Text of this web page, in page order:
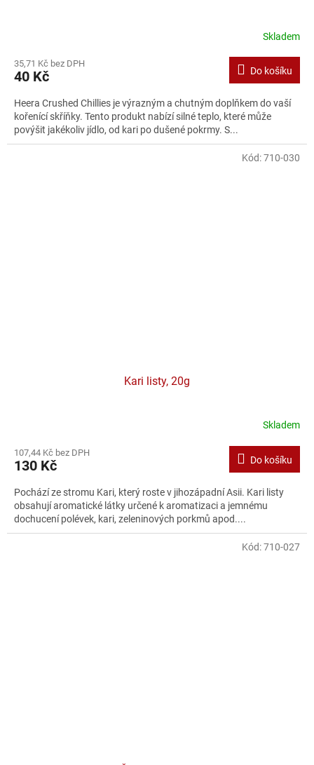
Skladem
35,71 Kč bez DPH
40 Kč Do košíku
Heera Crushed Chillies je výrazným a chutným doplňkem do vaší
kořenící skříňky. Tento produkt nabízí silné teplo, které může
povýšit jakékoliv jídlo, od kari po dušené pokrmy. S...
Kari listy, 20g
Skladem
107,44 Kč bez DPH
130 Kč Do košíku
Pochází ze stromu Kari, který roste v jihozápadní Asii. Kari listy
obsahují aromatické látky určené k aromatizaci a jemnému
dochucení polévek, kari, zeleninových porkmů apod....
Kód:710-030
Kód:710-027